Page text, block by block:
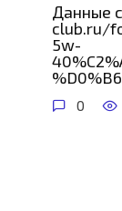
Данные
club.ru/
5w-
0